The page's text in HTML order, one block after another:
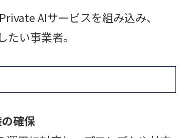
AIサービスを組み込み、
い事業者。
確保